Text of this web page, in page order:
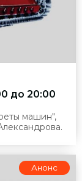
до 20:00
машин",
Анонс